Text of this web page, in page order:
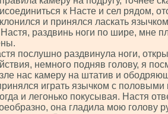
к Насте и сел рядом,
и принялся ласкать
раздвинь ноги по шире, мне
послушно раздвинула ноги,
немного подняв голову, я
нас камеру на штатив и
играть язычком с половыми
и легонько покусывая. Настя
она гладила мою голову